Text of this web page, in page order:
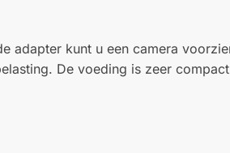
adapter kunt u een camera
De voeding is zeer